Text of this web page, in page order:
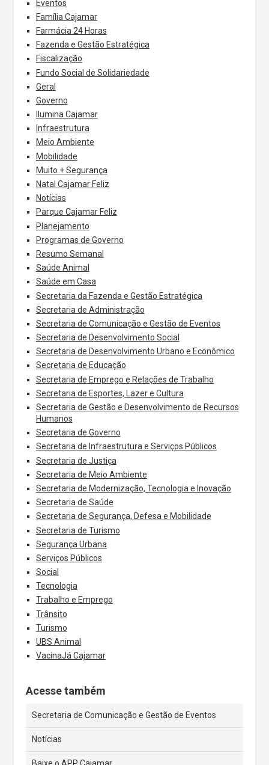
Eventos
Família Cajamar
Farmácia 24 Horas
Fazenda e Gestão Estratégica
Fiscalização
Fundo Social de Solidariedade
Geral
Governo
Ilumina Cajamar
Infraestrutura
Meio Ambiente
Mobilidade
Muito + Segurança
Natal Cajamar Feliz
Notícias
Parque Cajamar Feliz
Planejamento
Programas de Governo
Resumo Semanal
Saúde Animal
Saúde em Casa
Secretaria da Fazenda e Gestão Estratégica
Secretaria de Administração
Secretaria de Comunicação e Gestão de Eventos
Secretaria de Desenvolvimento Social
Secretaria de Desenvolvimento Urbano e Econômico
Secretaria de Educação
Secretaria de Emprego e Relações de Trabalho
Secretaria de Esportes, Lazer e Cultura
Secretaria de Gestão e Desenvolvimento de Recursos
Humanos
Secretaria de Governo
Secretaria de Infraestrutura e Serviços Públicos
Secretaria de Justiça
Secretaria de Meio Ambiente
Secretaria de Modernização, Tecnologia e Inovação
Secretaria de Saúde
Secretaria de Segurança, Defesa e Mobilidade
Secretaria de Turismo
Segurança Urbana
Serviços Públicos
Social
Tecnologia
Trabalho e Emprego
Trânsito
Turismo
UBS Animal
VacinaJá Cajamar
Acesse também
Secretaria de Comunicação e Gestão de Eventos
Notícias